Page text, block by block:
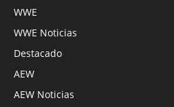
WWE
WWE Noticias
Destacado
AEW
AEW Noticias